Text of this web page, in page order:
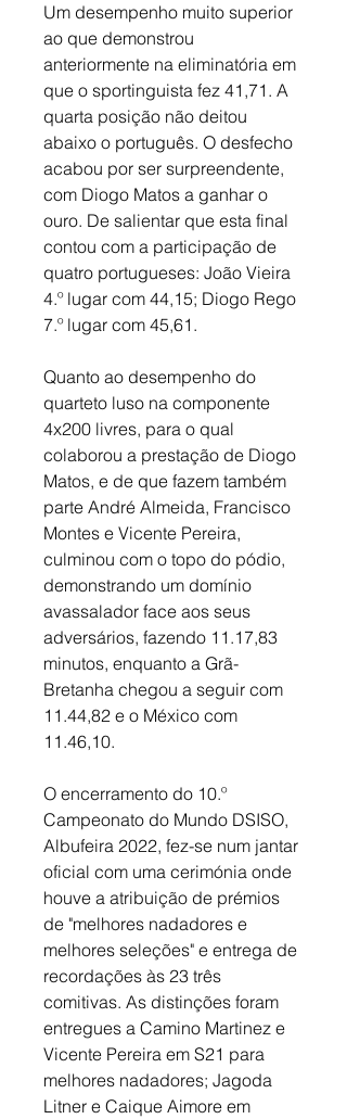
Um desempenho muito superior
ao que demonstrou
anteriormente na eliminatória em
que o sportinguista fez 41,71. A
quarta posição não deitou
abaixo o português. O desfecho
acabou por ser surpreendente,
com Diogo Matos a ganhar o
ouro. De salientar que esta final
contou com a participação de
quatro portugueses: João Vieira
4.º lugar com 44,15; Diogo Rego
7.º lugar com 45,61.
Quanto ao desempenho do
quarteto luso na componente
4x200 livres, para o qual
colaborou a prestação de Diogo
Matos, e de que fazem também
parte André Almeida, Francisco
Montes e Vicente Pereira,
culminou com o topo do pódio,
demonstrando um domínio
avassalador face aos seus
adversários, fazendo 11.17,83
minutos, enquanto a Grã-
Bretanha chegou a seguir com
11.44,82 e o México com
11.46,10.
O encerramento do 10.º
Campeonato do Mundo DSISO,
Albufeira 2022, fez-se num jantar
oficial com uma cerimónia onde
houve a atribuição de prémios
de "melhores nadadores e
melhores seleções" e entrega de
recordações às 23 três
comitivas. As distinções foram
entregues a Camino Martinez e
Vicente Pereira em S21 para
melhores nadadores; Jagoda
Litner e Caique Aimore em